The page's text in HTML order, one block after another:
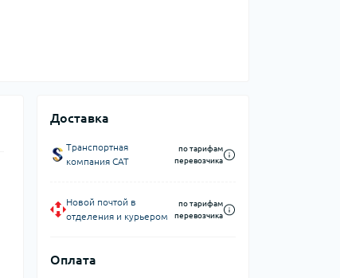
Доставка
Транспортная
компания CAT
по тарифам
перевозчика
Новой почтой в
отделения и курьером
по тарифам
перевозчика
Оплата